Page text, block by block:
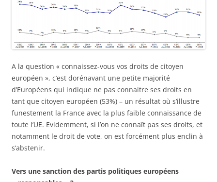
A la question « connaissez-vous vos droits de citoyen
européen », c’est dorénavant une petite majorité
d’Européens qui indique ne pas connaitre ses droits en
tant que citoyen européen (53%) – un résultat où s’illustre
funestement la France avec la plus faible connaissance de
toute l’UE. Evidemment, si l’on ne connaît pas ses droits, et
notamment le droit de vote, on est forcément plus enclin à
s’abstenir.
Vers une sanction des partis politiques européens